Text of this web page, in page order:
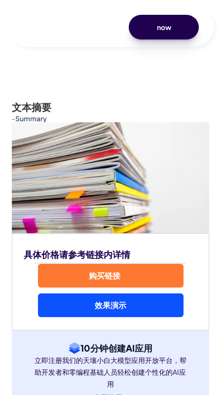
now
文本摘要
-Summary
具体价格请参考链接内详情
购买链接
效果演示
10分钟创建AI应用
立即注册我们的天壤小白大模型应用开放平台，帮
助开发者和零编程基础人员轻松创建个性化的AI应
用